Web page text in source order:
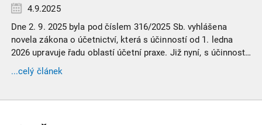
4.9.2025
Dne 2. 9. 2025 byla pod číslem 316/2025 Sb. vyhlášena
novela zákona o účetnictví, která s účinností od 1. ledna
2026 upravuje řadu oblastí účetní praxe. Již nyní, s účinností
od 3. září 2025, platí nová, zvýšená kritéria pro zařazení firem
do velikostních a použijí se zpětně již pro účetní období
...celý článek